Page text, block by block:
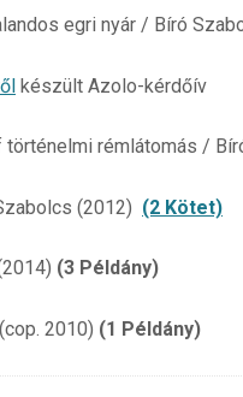
egri nyár / Bíró
készült Azolo-kérdőív
történelmi rémlátomás /
(2012) (2 Kötet)
(3 Példány)
2010) (1 Példány)